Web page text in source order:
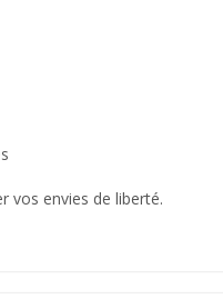
vos envies de liberté.